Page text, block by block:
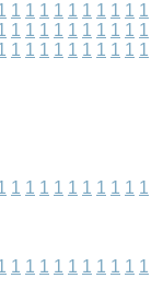
1 1 1 1 1 1 1 1 1 1
1 1 1 1 1 1 1 1 1 1
1 1 1 1 1 1 1 1 1 1
1 1 1 1 1 1 1 1 1 1
1 1 1 1 1 1 1 1 1 1